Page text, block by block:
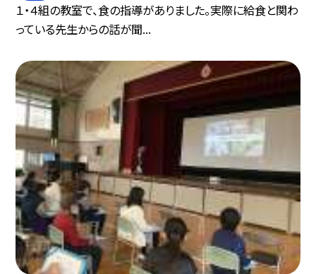
１・４組の教室で、食の指導がありました。実際に給食と関わ
っている先生からの話が聞...